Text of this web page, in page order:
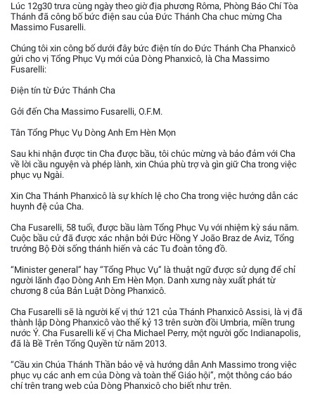
Lúc 12g30 trưa cùng ngày theo giờ địa phương Rôma, Phòng Báo Chí Tòa
Thánh đã công bố bức điện sau của Đức Thánh Cha chuc mừng Cha
Massimo Fusarelli.
Chúng tôi xin công bố dưới đây bức điện tín do Đức Thánh Cha Phanxicô
gửi cho vị Tổng Phục Vụ mới của Dòng Phanxicô, là Cha Massimo
Fusarelli:
Điện tín từ Đức Thánh Cha
Gởi đến Cha Massimo Fusarelli, O.F.M.
Tân Tổng Phục Vụ Dòng Anh Em Hèn Mọn
Sau khi nhận được tin Cha được bầu, tôi chúc mừng và bảo đảm với Cha
về lời cầu nguyện và phép lành, xin Chúa phù trợ và gìn giữ Cha trong việc
phục vụ Ngài.
Xin Cha Thánh Phanxicô là sự khích lệ cho Cha trong việc hướng dẫn các
huynh đệ của Cha.
Cha Fusarelli, 58 tuổi, được bầu làm Tổng Phục Vụ với nhiệm kỳ sáu năm.
Cuộc bầu cử đã được xác nhận bởi Đức Hồng Y João Braz de Aviz, Tổng
trưởng Bộ Đời sống thánh hiến và các Tu đoàn tông đồ.
“Minister general” hay “Tổng Phục Vụ” là thuật ngữ được sử dụng để chỉ
người lãnh đạo Dòng Anh Em Hèn Mọn. Danh xưng này xuất phát từ
chương 8 của Bản Luật Dòng Phanxicô.
Cha Fusarelli sẽ là người kế vị thứ 121 của Thánh Phanxicô Assisi, là vị đã
thành lập Dòng Phanxicô vào thế kỷ 13 trên sườn đồi Umbria, miền trung
nước Ý. Cha Fusarelli kế vị Cha Michael Perry, một người gốc Indianapolis,
đã là Bề Trên Tổng Quyền từ năm 2013.
“Cầu xin Chúa Thánh Thần bảo vệ và hướng dẫn Anh Massimo trong việc
phục vụ các anh em của Dòng và toàn thể Giáo hội”, một thông cáo báo
chí trên trang web của Dòng Phanxicô cho biết như trên.